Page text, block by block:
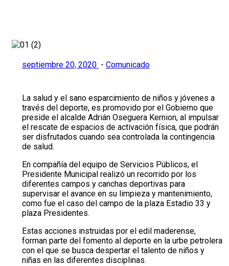
septiembre 20, 2020 - Comunicado
La salud y el sano esparcimiento de niños y jóvenes a
través del deporte, es promovido por el Gobierno que
preside el alcalde Adrián Oseguera Kernion, al impulsar
el rescate de espacios de activación física, que podrán
ser disfrutados cuando sea controlada la contingencia
de salud.
En compañía del equipo de Servicios Públicos, el
Presidente Municipal realizó un recorrido por los
diferentes campos y canchas deportivas para
supervisar el avance en su limpieza y mantenimiento,
como fue el caso del campo de la plaza Estadio 33 y
plaza Presidentes.
Estas acciones instruidas por el edil maderense,
forman parte del fomento al deporte en la urbe petrolera
con el que se busca despertar el talento de niños y
niñas en las diferentes disciplinas.